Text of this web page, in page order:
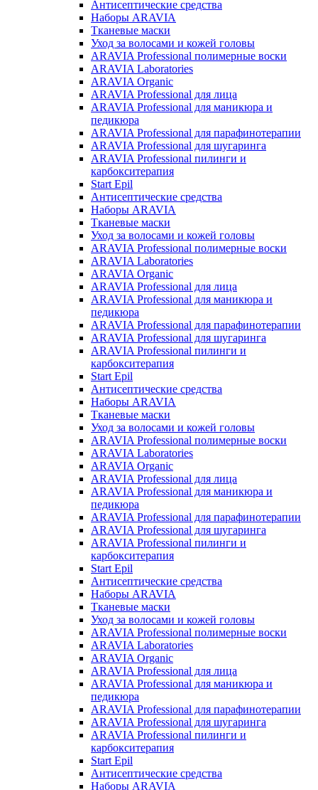
Антисептические средства
Наборы ARAVIA
Тканевые маски
Уход за волосами и кожей головы
ARAVIA Professional полимерные воски
ARAVIA Laboratories
ARAVIA Organic
ARAVIA Professional для лица
ARAVIA Professional для маникюра и
педикюра
ARAVIA Professional для парафинотерапии
ARAVIA Professional для шугаринга
ARAVIA Professional пилинги и
карбокситерапия
Start Epil
Антисептические средства
Наборы ARAVIA
Тканевые маски
Уход за волосами и кожей головы
ARAVIA Professional полимерные воски
ARAVIA Laboratories
ARAVIA Organic
ARAVIA Professional для лица
ARAVIA Professional для маникюра и
педикюра
ARAVIA Professional для парафинотерапии
ARAVIA Professional для шугаринга
ARAVIA Professional пилинги и
карбокситерапия
Start Epil
Антисептические средства
Наборы ARAVIA
Тканевые маски
Уход за волосами и кожей головы
ARAVIA Professional полимерные воски
ARAVIA Laboratories
ARAVIA Organic
ARAVIA Professional для лица
ARAVIA Professional для маникюра и
педикюра
ARAVIA Professional для парафинотерапии
ARAVIA Professional для шугаринга
ARAVIA Professional пилинги и
карбокситерапия
Start Epil
Антисептические средства
Наборы ARAVIA
Тканевые маски
Уход за волосами и кожей головы
ARAVIA Professional полимерные воски
ARAVIA Laboratories
ARAVIA Organic
ARAVIA Professional для лица
ARAVIA Professional для маникюра и
педикюра
ARAVIA Professional для парафинотерапии
ARAVIA Professional для шугаринга
ARAVIA Professional пилинги и
карбокситерапия
Start Epil
Антисептические средства
Наборы ARAVIA